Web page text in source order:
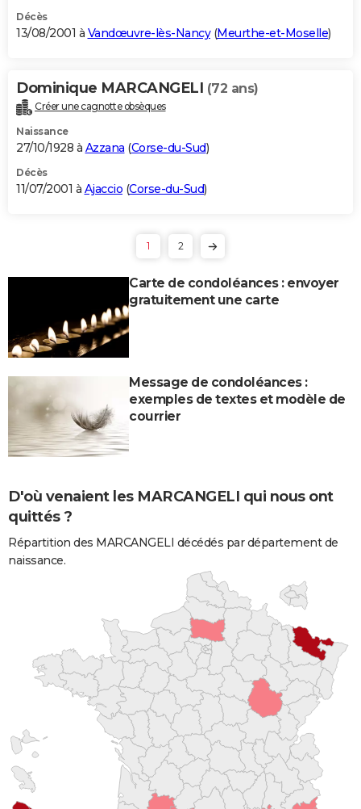
Décès
13/08/2001 à Vandœuvre-lès-Nancy(Meurthe-et-Moselle)
Dominique MARCANGELI (72 ans)
Créer une cagnotte obsèques
Naissance
27/10/1928 à Azzana (Corse-du-Sud)
Décès
11/07/2001 à Ajaccio (Corse-du-Sud)
1 2
Carte de condoléances : envoyer
gratuitement une carte
Message de condoléances :
exemples de textes et modèle de
courrier
D'où venaient les MARCANGELI qui nous ont
quittés ?
Répartition des MARCANGELI décédés par département de
naissance.